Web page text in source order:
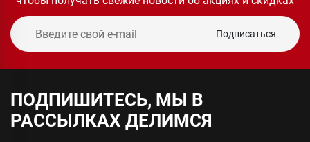
Подписаться
ПОДПИШИТЕСЬ, МЫ В
РАССЫЛКАХ ДЕЛИМСЯ